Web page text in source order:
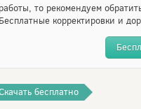
то рекомендуем
корректировки и
бесплатно